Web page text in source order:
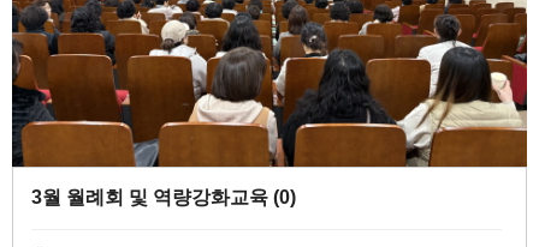
3월 월례회 및 역량강화교육 (0)